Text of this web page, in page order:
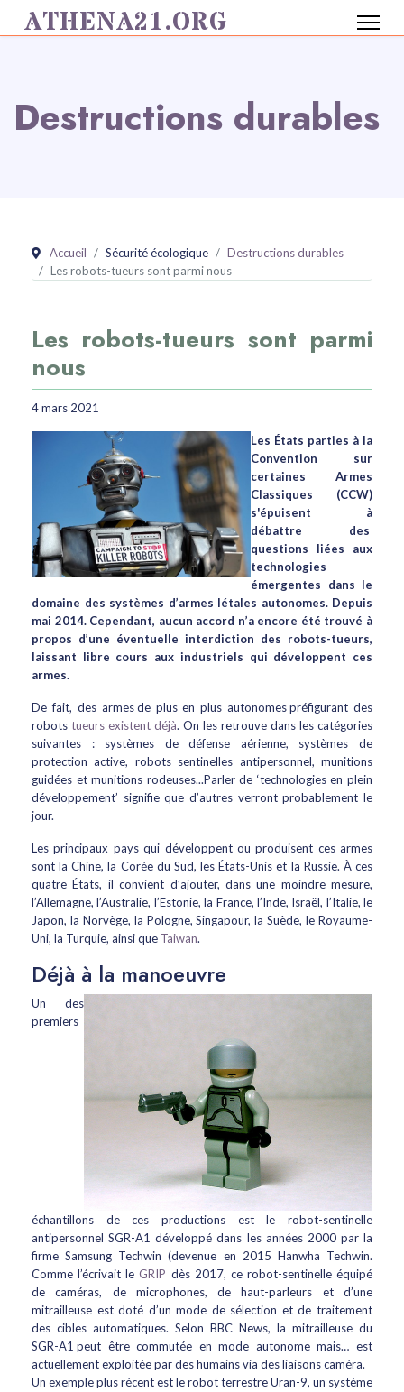
ATHENA21.ORG
Destructions durables
Accueil Sécurité écologique
Destructions durables
Les robots-tueurs sont parmi nous
Les robots-tueurs sont parmi
nous
4 mars 2021
Les États parties à la
Convention sur
certaines Armes
Classiques (CCW)
s'épuisent à
débattre des
questions liées aux
technologies
émergentes dans le
domaine des systèmes d’armes létales autonomes. Depuis
mai 2014. Cependant, aucun accord n’a encore été trouvé à
propos d’une éventuelle interdiction des robots-tueurs,
laissant libre cours aux industriels qui développent ces
armes.
De fait, des armes de plus en plus autonomes préfigurant des
robots tueurs existent déjà. On les retrouve dans les catégories
suivantes : systèmes de défense aérienne, systèmes de
protection active, robots sentinelles antipersonnel, munitions
guidées et munitions rodeuses...Parler de ‘technologies en plein
développement’ signifie que d’autres verront probablement le
jour.
Les principaux pays qui développent ou produisent ces armes
sont la Chine, la Corée du Sud, les États-Unis et la Russie. À ces
quatre États, il convient d’ajouter, dans une moindre mesure,
l’Allemagne, l’Australie, l’Estonie, la France, l’Inde, Israël, l’Italie, le
Japon, la Norvège, la Pologne, Singapour, la Suède, le Royaume-
Uni, la Turquie, ainsi que Taiwan.
Déjà à la manoeuvre
Un des
premiers
échantillons de ces productions est le robot-sentinelle
antipersonnel SGR-A1 développé dans les années 2000 par la
firme Samsung Techwin (devenue en 2015 Hanwha Techwin.
Comme l’écrivait leGRIP dès 2017, ce robot-sentinelle équipé
de caméras, de microphones, de haut-parleurs et d’une
mitrailleuse est doté d’un mode de sélection et de traitement
des cibles automatiques. Selon BBC News, la mitrailleuse du
SGR-A1 peut être commutée en mode autonome mais… est
actuellement exploitée par des humains via des liaisons caméra.
Un exemple plus récent est le robot terrestre Uran-9, un système